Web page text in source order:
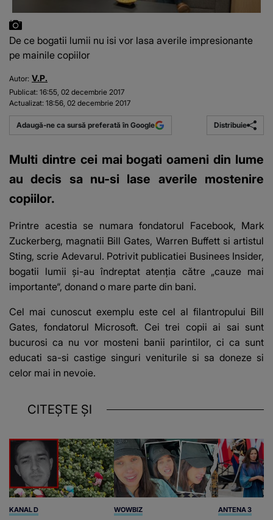
De ce bogatii lumii nu isi vor lasa averile impresionante
pe mainile copiilor
Autor: V.P.
Publicat: 16:55, 02 decembrie 2017
Actualizat: 18:56, 02 decembrie 2017
Adaugă-ne ca sursă preferată în Google Distribuie
Multi dintre cei mai bogati oameni din lume
au decis sa nu-si lase averile mostenire
copiilor.
Printre acestia se numara fondatorul Facebook, Mark
Zuckerberg, magnatii Bill Gates, Warren Buffett si artistul
Sting, scrie Adevarul. Potrivit publicatiei Businees Insider,
bogatii lumii şi-au îndreptat atenţia către „cauze mai
importante“, donand o mare parte din bani.
Cel mai cunoscut exemplu este cel al filantropului Bill
Gates, fondatorul Microsoft. Cei trei copii ai sai sunt
bucurosi ca nu vor mosteni banii parintilor, ci ca sunt
educati sa-si castige singuri veniturile si sa doneze si
celor mai in nevoie.
CITEȘTE ȘI
KANAL D WOWBIZ ANTENA 3